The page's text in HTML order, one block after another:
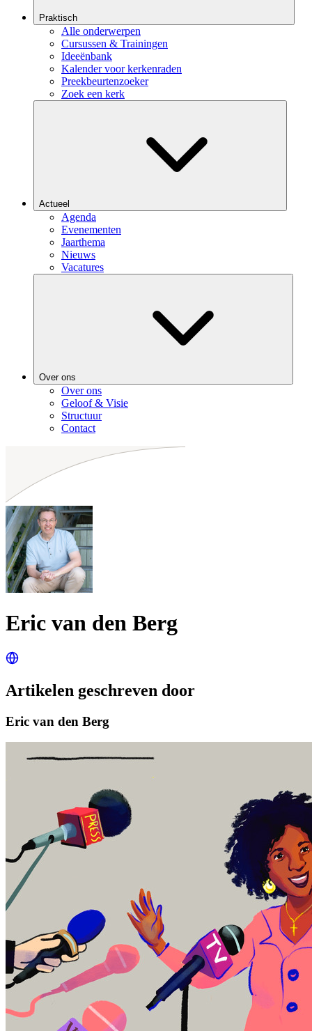
Praktisch
Alle onderwerpen
Cursussen & Trainingen
Ideeënbank
Kalender voor kerkenraden
Preekbeurtenzoeker
Zoek een kerk
Actueel
Agenda
Evenementen
Jaarthema
Nieuws
Vacatures
Over ons
Over ons
Geloof & Visie
Structuur
Contact
Eric van den Berg
Artikelen geschreven door
Eric van den Berg